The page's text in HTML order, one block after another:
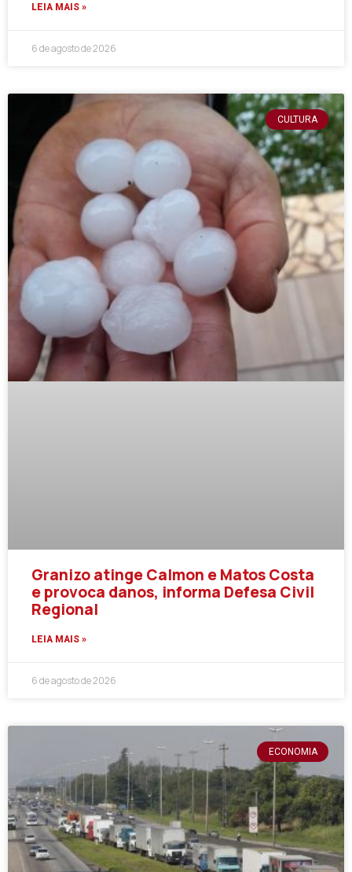
LEIA MAIS »
6 de agosto de 2026
CULTURA
Granizo atinge Calmon e Matos Costa
e provoca danos, informa Defesa Civil
Regional
LEIA MAIS »
6 de agosto de 2026
ECONOMIA